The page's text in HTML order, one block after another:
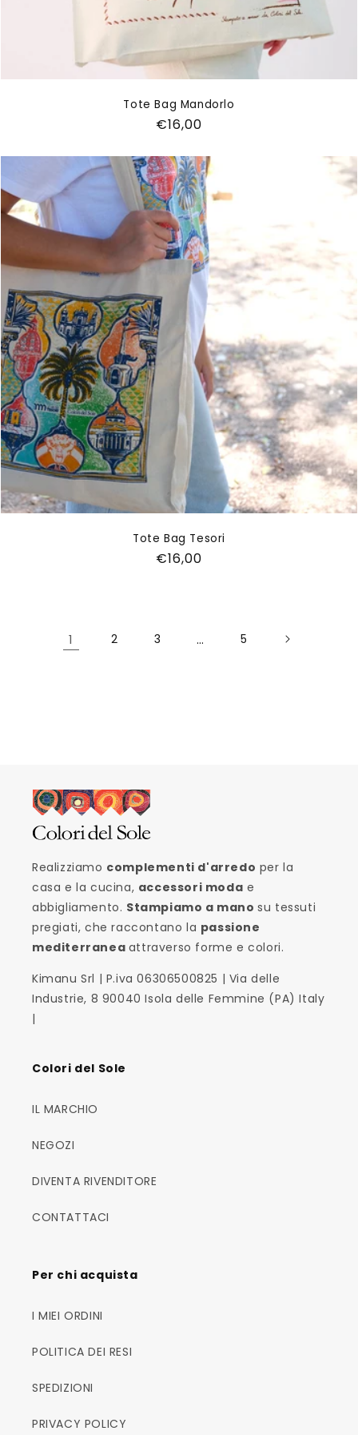
Tote Bag Mandorlo
Prezzo
listino
€16,00
Tote Bag Tesori
Prezzo
€16,00
1 2 3 … 5
Realizziamo complementi d'arredo per la
casa e la cucina, accessori moda e
abbigliamento. Stampiamo a manosu tessuti
pregiati, che raccontano la passione
mediterranea attraverso forme e colori.
Kimanu Srl | P.iva 06306500825 | Via delle
Industrie, 8 90040 Isola delle Femmine (PA) Italy
|
Colori del Sole
IL MARCHIO
NEGOZI
DIVENTA RIVENDITORE
CONTATTACI
Per chi acquista
I MIEI ORDINI
POLITICA DEI RESI
SPEDIZIONI
PRIVACY POLICY